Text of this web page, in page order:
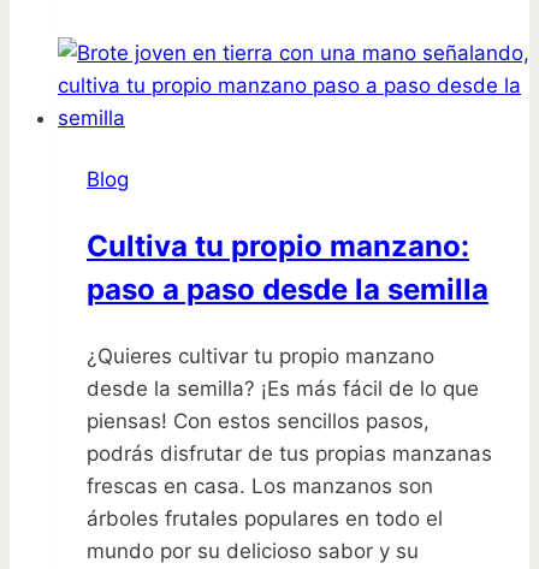
en
casa:
Blog
Cultiva tu propio manzano:
paso a paso desde la semilla
¿Quieres cultivar tu propio manzano
desde la semilla? ¡Es más fácil de lo que
piensas! Con estos sencillos pasos,
podrás disfrutar de tus propias manzanas
frescas en casa. Los manzanos son
árboles frutales populares en todo el
mundo por su delicioso sabor y su